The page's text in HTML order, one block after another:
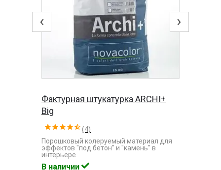
‹ ›
Фактурная штукатурка ARCHI+
Big
(4)
Порошковый колеруемый материал для
эффектов "под бетон" и "камень" в
интерьере
В наличии